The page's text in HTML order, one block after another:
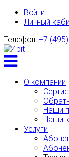
Войти
Личный
Телефон: +7
Toggle
menu
О компании
Наши
Наши
Услуги